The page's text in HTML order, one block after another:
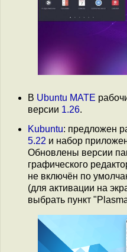
В Ubuntu MATE
версии 1.26.
Kubuntu: предложен
5.22 и набор
Обновлены версии
графического
не включён по
(для активации на
выбрать пункт